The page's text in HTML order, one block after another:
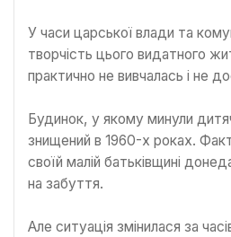
У часи царської влади та
творчість цього видатного
практично не вивчалась і не
Будинок, у якому минули
знищений в 1960-х роках.
своїй малій батьківщині
на забуття.
Але ситуація змінилася за